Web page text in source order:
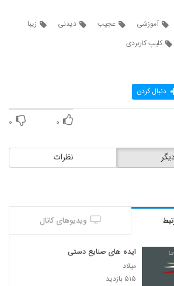
آموزشی عجیب دیدنی
زیبا
کلیپ کاربردی
دنبال کردن
۰ ۰
نظرات
ویدیوهای کانال
ایده های صنایع دستی
میلاد
۵۱۵ بازدید